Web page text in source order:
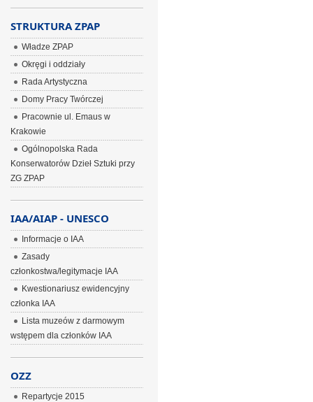
STRUKTURA ZPAP
Władze ZPAP
Okręgi i oddziały
Rada Artystyczna
Domy Pracy Twórczej
Pracownie ul. Emaus w
Krakowie
Ogólnopolska Rada
Konserwatorów Dzieł Sztuki przy
ZG ZPAP
IAA/AIAP - UNESCO
Informacje o IAA
Zasady
członkostwa/legitymacje IAA
Kwestionariusz ewidencyjny
członka IAA
Lista muzeów z darmowym
wstępem dla członków IAA
OZZ
Repartycje 2015